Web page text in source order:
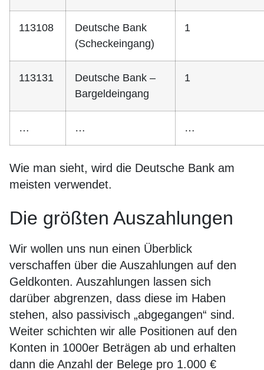
113108
Deutsche Bank
(Scheckeingang)
1
113131
Deutsche Bank –
Bargeldeingang
1
… … …
Wie man sieht, wird die Deutsche Bank am
meisten verwendet.
Die größten Auszahlungen
Wir wollen uns nun einen Überblick
verschaffen über die Auszahlungen auf den
Geldkonten. Auszahlungen lassen sich
darüber abgrenzen, dass diese im Haben
stehen, also passivisch „abgegangen“ sind.
Weiter schichten wir alle Positionen auf den
Konten in 1000er Beträgen ab und erhalten
dann die Anzahl der Belege pro 1.000 €